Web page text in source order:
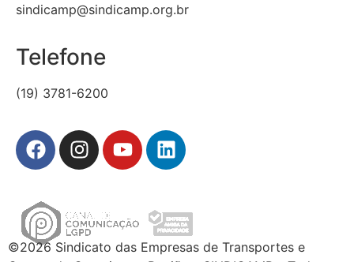
sindicamp@sindicamp.org.br
Telefone
(19) 3781-6200
©2026 Sindicato das Empresas de Transportes e